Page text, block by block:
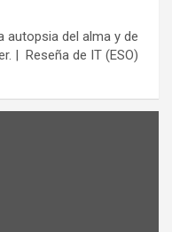
autopsia del alma y de
| Reseña de IT (ESO)